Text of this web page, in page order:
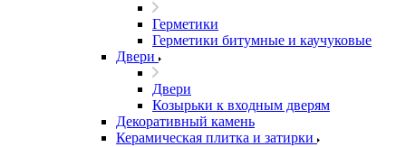
Герметики
Герметики битумные и каучуковые
Двери
Двери
Козырьки к входным дверям
Декоративный камень
Керамическая плитка и затирки